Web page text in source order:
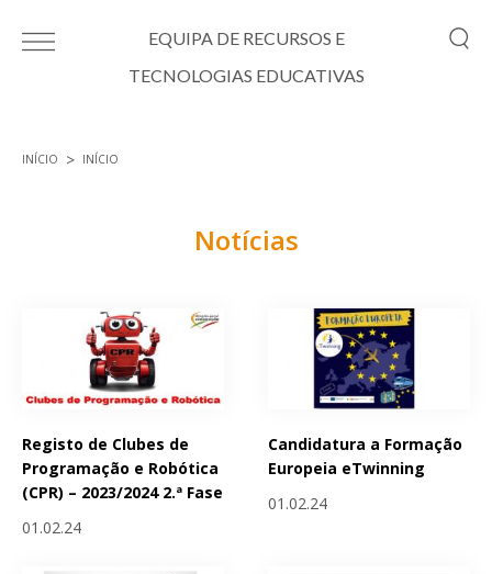
EQUIPA DE RECURSOS E
TECNOLOGIAS EDUCATIVAS
INÍCIO INÍCIO
Notícias
Registo de Clubes de
Programação e Robótica
(CPR) – 2023/2024 2.ª Fase
01.02.24
Candidatura a Formação
Europeia eTwinning
01.02.24
Páginas